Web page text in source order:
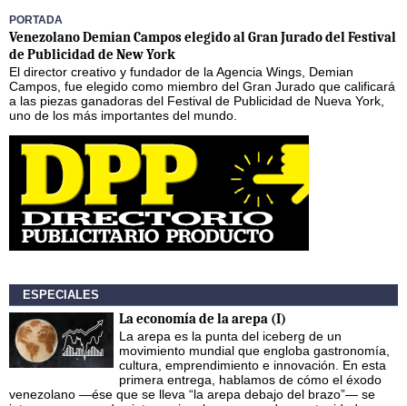
PORTADA
Venezolano Demian Campos elegido al Gran Jurado del Festival
de Publicidad de New York
El director creativo y fundador de la Agencia Wings, Demian
Campos, fue elegido como miembro del Gran Jurado que calificará
a las piezas ganadoras del Festival de Publicidad de Nueva York,
uno de los más importantes del mundo.
ESPECIALES
La economía de la arepa (I)
La arepa es la punta del iceberg de un
movimiento mundial que engloba gastronomía,
cultura, emprendimiento e innovación. En esta
primera entrega, hablamos de cómo el éxodo
venezolano —ése que se lleva “la arepa debajo del brazo”— se